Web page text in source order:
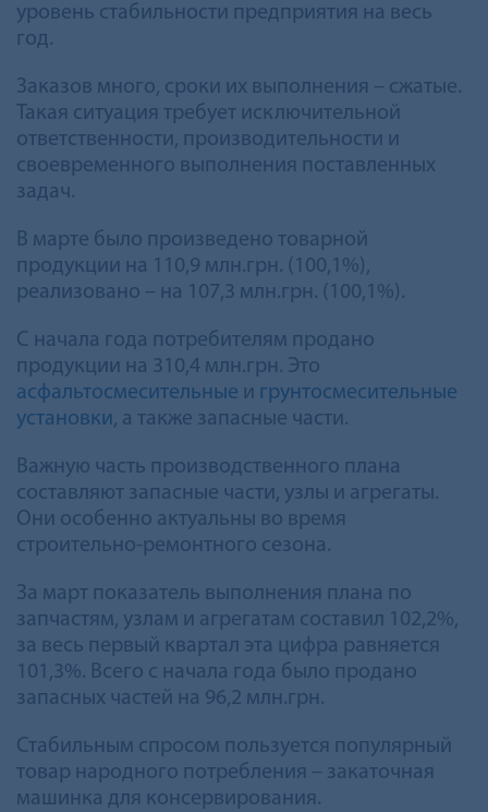
уровень стабильности предприятия на весь
год.
Заказов много, сроки их выполнения – сжатые.
Такая ситуация требует исключительной
ответственности, производительности и
своевременного выполнения поставленных
задач.
В марте было произведено товарной
продукции на 110,9 млн.грн. (100,1%),
реализовано – на 107,3 млн.грн. (100,1%).
С начала года потребителям продано
продукции на 310,4 млн.грн. Это
асфальтосмесительные и грунтосмесительные
установки, а также запасные части.
Важную часть производственного плана
составляют запасные части, узлы и агрегаты.
Они особенно актуальны во время
строительно-ремонтного сезона.
За март показатель выполнения плана по
запчастям, узлам и агрегатам составил 102,2%,
за весь первый квартал эта цифра равняется
101,3%. Всего с начала года было продано
запасных частей на 96,2 млн.грн.
Стабильным спросом пользуется популярный
товар народного потребления – закаточная
машинка для консервирования.